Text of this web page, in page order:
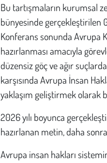
Bu tartışmaların kurumsal
bünyesinde gerçekleştirilen
Konferans sonunda Avrupa
hazırlanması amacıyla
düzensiz göç ve ağır
karşısında Avrupa İnsan
yaklaşım geliştirmek olarak
2026 yılı boyunca
hazırlanan metin, daha
Avrupa insan hakları